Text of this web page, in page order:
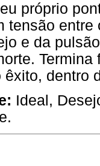
próprio
tensão
e da
êxito, dentro
Ideal,